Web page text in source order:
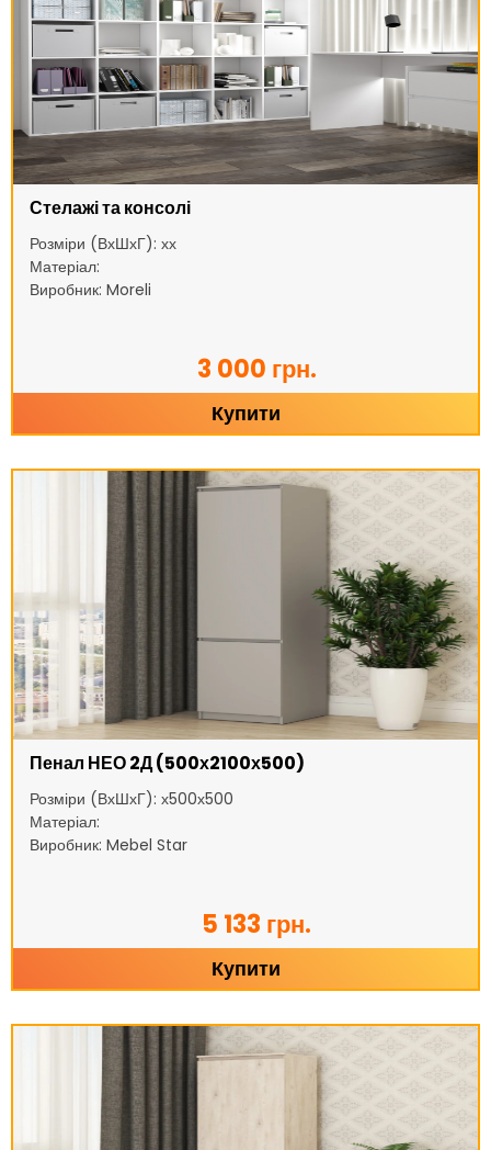
Стелажі та консолі
Розміри (ВхШхГ): хх
Матеріал:
Виробник: Moreli
3 000 грн.
Купити
Пенал НЕО 2Д (500х2100х500)
Розміри (ВхШхГ): х500х500
Матеріал:
Виробник: Mebel Star
5 133 грн.
Купити